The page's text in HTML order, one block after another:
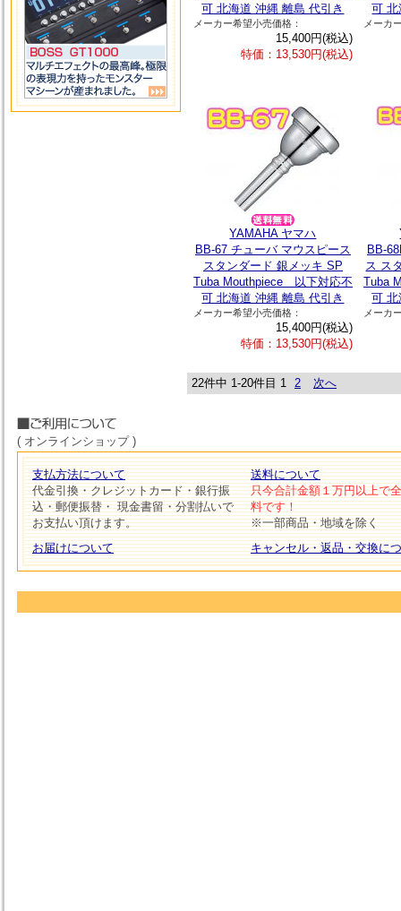
可 北海道 沖縄 離島 代引き
メーカー希望小売価格：
15,400円(税込)
特価：13,530円(税込)
可
メーカ
YAMAHA ヤマハ
BB-67 チューバ マウスピース
スタンダード 銀メッキ SP
Tuba Mouthpiece 以下対応不
可 北海道 沖縄 離島 代引き
メーカー希望小売価格：
15,400円(税込)
特価：13,530円(税込)
BB-
ス ス
Tuba
可
メーカ
22件中 1-20件目 1 2 次へ
( オンラインショップ )
支払方法について
代金引換・クレジットカード・銀行振
込・郵便振替・ 現金書留・分割払いで
お支払い頂けます。
お届けについて
送料について
只今合計金額１万円以上で
料です！
※一部商品・地域を除く
キャンセル・返品・交換に